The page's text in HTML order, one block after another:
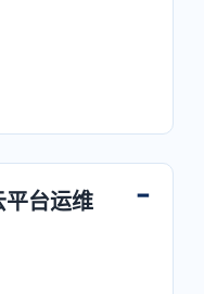
台运维